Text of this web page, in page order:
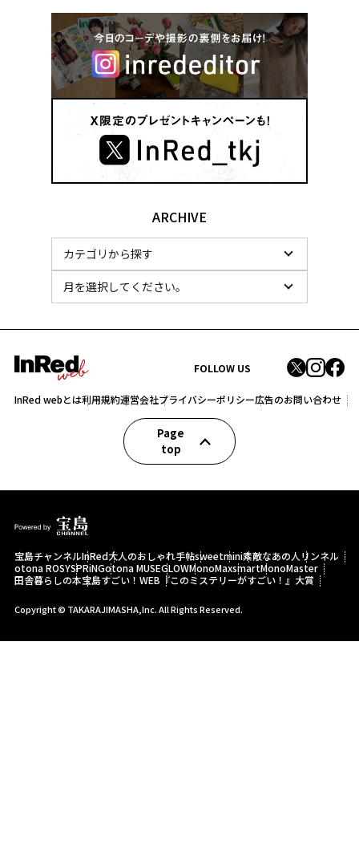
ARCHIVE
FOLLOW US
InRed webとは利用規約運営会社プライバシーポリシー広告のお問い合わせ
Page
top
宝島チャンネルInRed大人のおしゃれ手帖sweetmini素敵なあの人 リンネル
otona ROSYSPRiNGotona MUSEGLOWMonoMaxsmartMonoMaster
田舎暮らしの本宝島すごい！WEB 『このミステリーがすごい！』大賞
Copyright © TAKARAJIMASHA,Inc. All Rights Reserved.